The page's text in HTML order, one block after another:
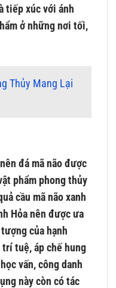
tiếp xúc với ánh
ở những nơi tối,
Thủy Mang Lại
đá mã não được
phẩm phong thủy
cầu mã não xanh
Hỏa nên được ưa
của hạnh
trí tuệ, áp chế hung
vấn, công danh
này còn có tác